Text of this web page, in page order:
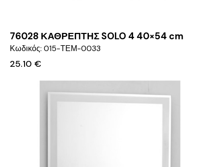
76028 ΚΑΘΡΕΠΤΗΣ SOLO 4 40×54 cm
Κωδικός: 015-ΤΕΜ-0033
25.10 €